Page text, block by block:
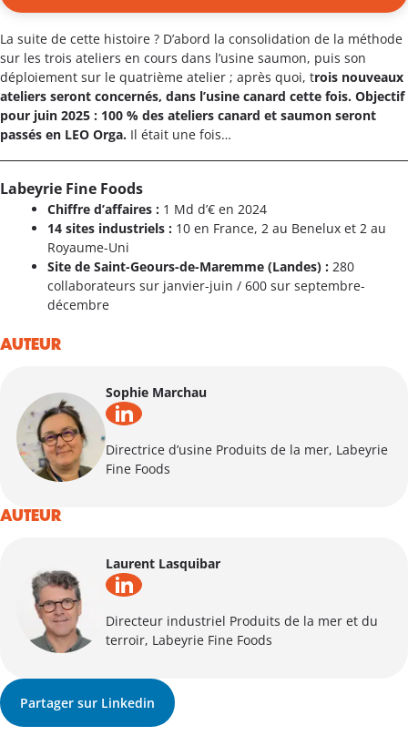
La suite de cette histoire ? D’abord la consolidation de la méthode
sur les trois ateliers en cours dans l’usine saumon, puis son
déploiement sur le quatrième atelier ; après quoi, trois nouveaux
ateliers seront concernés, dans l’usine canard cette fois. Objectif
pour juin 2025 : 100 % des ateliers canard et saumon seront
passés en LEO Orga. Il était une fois…
Labeyrie Fine Foods
Chiffre d’affaires : 1 Md d’€ en 2024
14 sites industriels : 10 en France, 2 au Benelux et 2 au
Royaume-Uni
Site de Saint-Geours-de-Maremme (Landes) : 280
collaborateurs sur janvier-juin / 600 sur septembre-
décembre
AUTEUR
Sophie Marchau
Directrice d’usine Produits de la mer, Labeyrie
Fine Foods
AUTEUR
Laurent Lasquibar
Directeur industriel Produits de la mer et du
terroir, Labeyrie Fine Foods
Partager sur Linkedin